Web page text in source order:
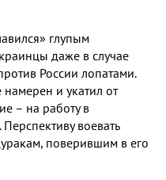
глупым
даже в случае
России лопатами.
и укатил от
– на работу в
. Перспективу воевать
, поверившим в его